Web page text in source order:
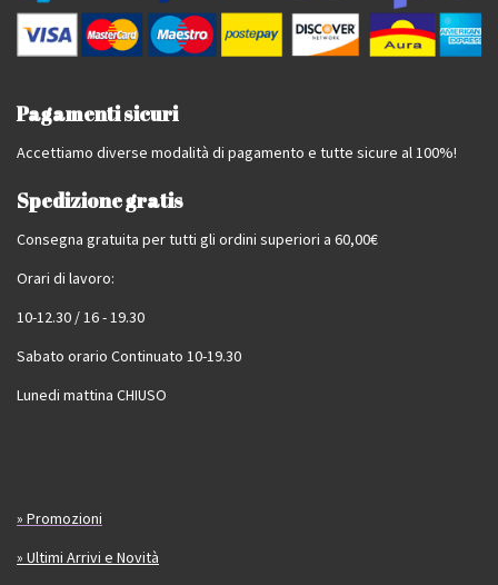
Pagamenti sicuri
Accettiamo diverse modalità di pagamento e tutte sicure al 100%!
Spedizione gratis
Consegna gratuita per tutti gli ordini superiori a 60,00€
Orari di lavoro:
10-12.30 / 16 - 19.30
Sabato orario Continuato 10-19.30
Lunedi mattina CHIUSO
» Promozioni
» Ultimi Arrivi e Novità